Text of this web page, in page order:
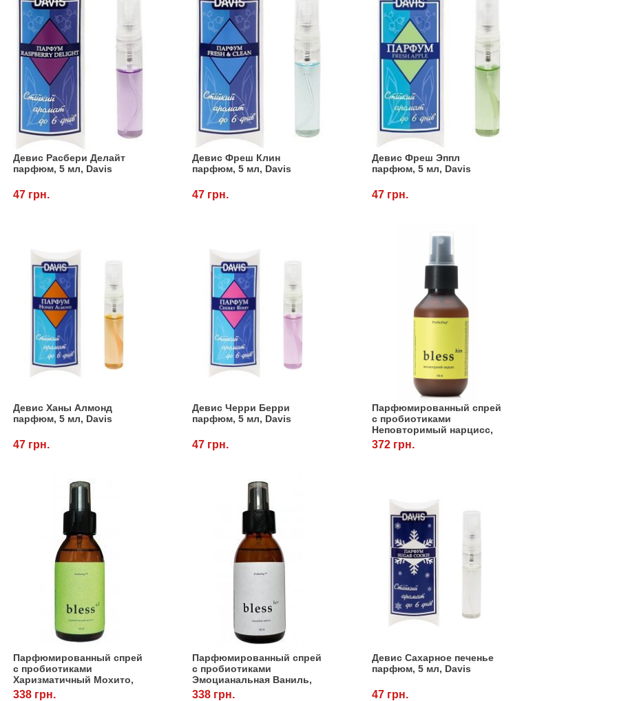
Девис Расбери Делайт
парфюм, 5 мл, Davis
47 грн.
Девис Фреш Клин
парфюм, 5 мл, Davis
47 грн.
Девис Фреш Эппл
парфюм, 5 мл, Davis
47 грн.
Девис Ханы Алмонд
парфюм, 5 мл, Davis
47 грн.
Девис Черри Берри
парфюм, 5 мл, Davis
47 грн.
Парфюмированный спрей
с пробиотиками
Неповторимый нарцисс,
100 мл, ProbioDay
372 грн.
Парфюмированный спрей
с пробиотиками
Харизматичный Мохито,
100 мл.
338 грн.
Парфюмированный спрей
с пробиотиками
Эмоцианальная Ваниль,
100 мл, ProbioDay
338 грн.
Девис Сахарное печенье
парфюм, 5 мл, Davis
47 грн.